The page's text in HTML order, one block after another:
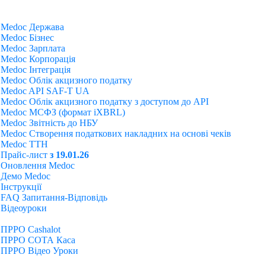
Medoc Держава
Medoc Бізнес
Medoc Зарплата
Medoc Корпорація
Medoc Інтеграція
Medoc Облік акцизного податку
Medoc API SAF-T UA
Medoc Облік акцизного податку з доступом до API
Medoc МСФЗ (формат іХBRL)
Medoc Звітність до НБУ
Medoc Створення податкових накладних на основі чеків
Medoc ТТН
Прайс-лист з 19.01.26
Оновлення Medoc
Демо Medoc
Інструкції
FAQ Запитання-Відповідь
Відеоуроки
ПРРО Cashalot
ПРРО СОТА Каса
ПРРО Відео Уроки